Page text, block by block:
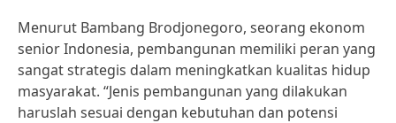
Menurut Bambang Brodjonegoro, seorang ekonom
senior Indonesia, pembangunan memiliki peran yang
sangat strategis dalam meningkatkan kualitas hidup
masyarakat. “Jenis pembangunan yang dilakukan
haruslah sesuai dengan kebutuhan dan potensi